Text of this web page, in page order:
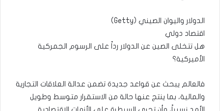
الدولار واليوان الصيني (Getty)
اقتصاد دولي
هل تتخلى الصين عن الدولار رداً على الرسوم الجمركية
الأميركية؟
فالعالم يبحث عن قواعد جديدة تضمن عدالة العلاقات التجارية
والمالية، بما ينتج عنها حالة من الاستقرار متوسط وطويل